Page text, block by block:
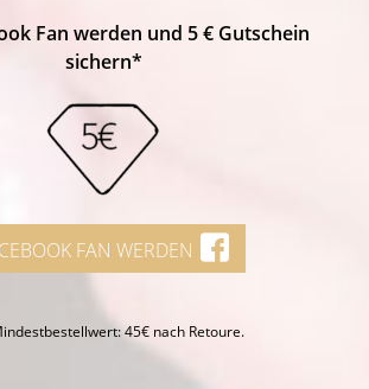
Fan werden und 5 € Gutschein
sichern*
FAN WERDEN
45€ nach Retoure.